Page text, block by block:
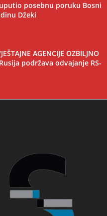
posebnu poruku Bosni
Džeki
AGENCIJE OZBILJNO
Rusija podržava odvajanje RS-